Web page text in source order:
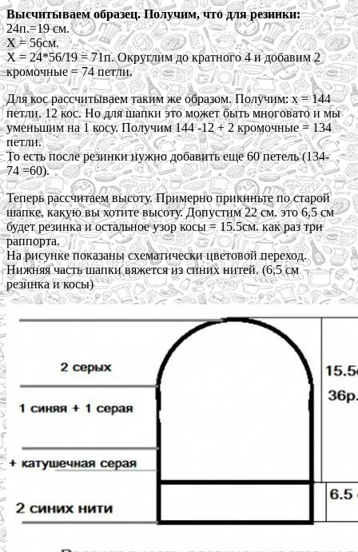
Высчитываем образец. Получим, что для резинки:
24п.=19 см.
Х = 56см.
Х = 24*56/19 = 71п. Округлим до кратного 4 и добавим 2
кромочные = 74 петли.
Для кос рассчитываем таким же образом. Получим: х = 144
петли. 12 кос. Но для шапки это может быть многовато и мы
уменьшим на 1 косу. Получим 144 -12 + 2 кромочные = 134
петли.
То есть после резинки нужно добавить еще 60 петель (134-
74 =60).
Теперь рассчитаем высоту. Примерно прикиньте по старой
шапке, какую вы хотите высоту. Допустим 22 см. это 6,5 см
будет резинка и остальное узор косы = 15.5см. как раз три
раппорта.
На рисунке показаны схематически цветовой переход.
Нижняя часть шапки вяжется из синих нитей. (6,5 см
резинка и косы)